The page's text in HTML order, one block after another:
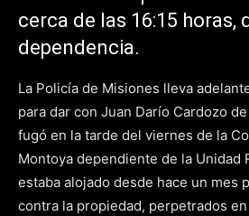
cerca de las 16:15 horas,
dependencia.
La Policía de Misiones lleva
para dar con Juan Darío Cardozo
fugó en la tarde del viernes de la
Montoya dependiente de la Unidad
estaba alojado desde hace un mes
contra la propiedad, perpetrados